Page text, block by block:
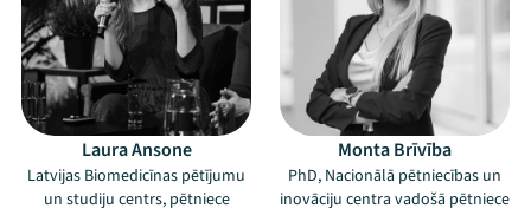
Laura Ansone
Latvijas Biomedicīnas pētījumu
un studiju centrs, pētniece
Monta Brīvība
PhD, Nacionālā pētniecības un
inovāciju centra vadošā pētniece